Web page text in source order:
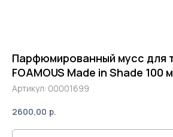
Парфюмированный мусс для
FOAMOUS Made in Shade 100
Артикул: 00001699
2600,00 р.